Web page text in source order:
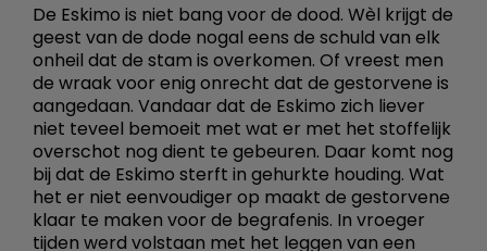
De Eskimo is niet bang voor de dood. Wèl krijgt de
geest van de dode nogal eens de schuld van elk
onheil dat de stam is overkomen. Of vreest men
de wraak voor enig onrecht dat de gestorvene is
aangedaan. Vandaar dat de Eskimo zich liever
niet teveel bemoeit met wat er met het stoffelijk
overschot nog dient te gebeuren. Daar komt nog
bij dat de Eskimo sterft in gehurkte houding. Wat
het er niet eenvoudiger op maakt de gestorvene
klaar te maken voor de begrafenis. In vroeger
tijden werd volstaan met het leggen van een